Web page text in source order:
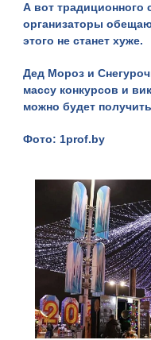
А вот традиционного
организаторы
этого не станет хуже.
Дед Мороз и
массу конкурсов и
можно будет
Фото: 1prof.by